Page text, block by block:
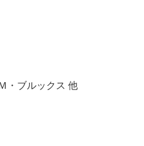
・ブルックス 他